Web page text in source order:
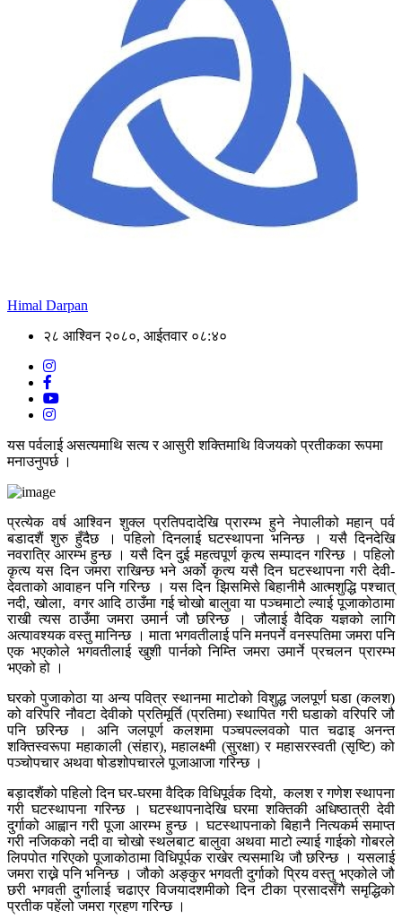
Himal Darpan
२८ आश्विन २०८०, आईतवार ०८:४०
यस पर्वलाई असत्यमाथि सत्य र आसुरी शक्तिमाथि विजयको प्रतीकका रूपमा
मनाउनुपर्छ ।
प्रत्येक वर्ष आश्विन शुक्ल प्रतिपदादेखि प्रारम्भ हुने नेपालीको महान् पर्व
बडादशैं शुरु हुँदैछ । पहिलो दिनलाई घटस्थापना भनिन्छ । यसै दिनदेखि
नवरात्रि आरम्भ हुन्छ । यसै दिन दुई महत्वपूर्ण कृत्य सम्पादन गरिन्छ । पहिलो
कृत्य यस दिन जमरा राखिन्छ भने अर्को कृत्य यसै दिन घटस्थापना गरी देवी-
देवताको आवाहन पनि गरिन्छ । यस दिन झिसमिसे बिहानीमै आत्मशुद्धि पश्चात्
नदी, खोला, वगर आदि ठाउँमा गई चोखो बालुवा या पञ्चमाटो ल्याई पूजाकोठामा
राखी त्यस ठाउँमा जमरा उमार्न जौ छरिन्छ । जौलाई वैदिक यज्ञको लागि
अत्यावश्यक वस्तु मानिन्छ । माता भगवतीलाई पनि मनपर्ने वनस्पतिमा जमरा पनि
एक भएकोले भगवतीलाई खुशी पार्नको निम्ति जमरा उमार्ने प्रचलन प्रारम्भ
भएको हो ।
घरको पुजाकोठा या अन्य पवित्र स्थानमा माटोको विशुद्ध जलपूर्ण घडा (कलश)
को वरिपरि नौवटा देवीको प्रतिमूर्ति (प्रतिमा) स्थापित गरी घडाको वरिपरि जौ
पनि छरिन्छ । अनि जलपूर्ण कलशमा पञ्चपल्लवको पात चढाइ अनन्त
शक्तिस्वरूपा महाकाली (संहार), महालक्ष्मी (सुरक्षा) र महासरस्वती (सृष्टि) को
पञ्चोपचार अथवा षोडशोपचारले पूजाआजा गरिन्छ ।
बड़ादशैंको पहिलो दिन घर-घरमा वैदिक विधिपूर्वक दियो, कलश र गणेश स्थापना
गरी घटस्थापना गरिन्छ । घटस्थापनादेखि घरमा शक्तिकी अधिष्ठात्री देवी
दुर्गाको आह्वान गरी पूजा आरम्भ हुन्छ । घटस्थापनाको बिहानै नित्यकर्म समाप्त
गरी नजिकको नदी वा चोखो स्थलबाट बालुवा अथवा माटो ल्याई गाईको गोबरले
लिपपोत गरिएको पूजाकोठामा विधिपूर्पक राखेर त्यसमाथि जौ छरिन्छ । यसलाई
जमरा राख्ने पनि भनिन्छ । जौको अङ्कुर भगवती दुर्गाको प्रिय वस्तु भएकोले जौ
छरी भगवती दुर्गालाई चढाएर विजयादशमीको दिन टीका प्रसादसँगै समृद्धिको
प्रतीक पहेंलो जमरा ग्रहण गरिन्छ ।